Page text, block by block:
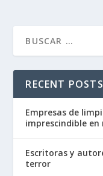
RECENT POSTS
Empresas de
imprescindible en
Escritoras y
terror